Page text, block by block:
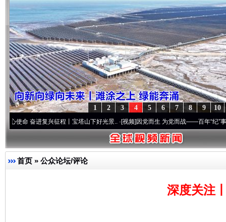
10
9
8
7
6
5
4
3
2
1
进复兴征程丨宝塔山下好光景..·[视频]因党而生 为党而战——百年“纪”事⑧加强纪律
首页 » 公众论坛/评论
深度关注